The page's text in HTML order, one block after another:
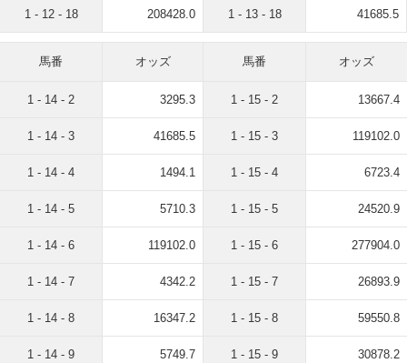
1 - 12 - 18 208428.0 1 - 13 - 18 41685.5
馬番 オッズ
1 - 14 - 2 3295.3
1 - 14 - 3 41685.5
1 - 14 - 4 1494.1
1 - 14 - 5 5710.3
1 - 14 - 6 119102.0
1 - 14 - 7 4342.2
1 - 14 - 8 16347.2
1 - 14 - 9 5749.7
馬番 オッズ
1 - 15 - 2 13667.4
1 - 15 - 3 119102.0
1 - 15 - 4 6723.4
1 - 15 - 5 24520.9
1 - 15 - 6 277904.0
1 - 15 - 7 26893.9
1 - 15 - 8 59550.8
1 - 15 - 9 30878.2